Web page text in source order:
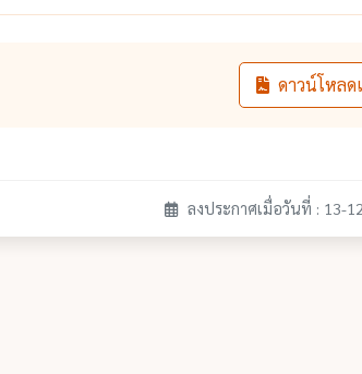
ดาวน์โหลด
ลงประกาศเมื่อวันที่ : 13-